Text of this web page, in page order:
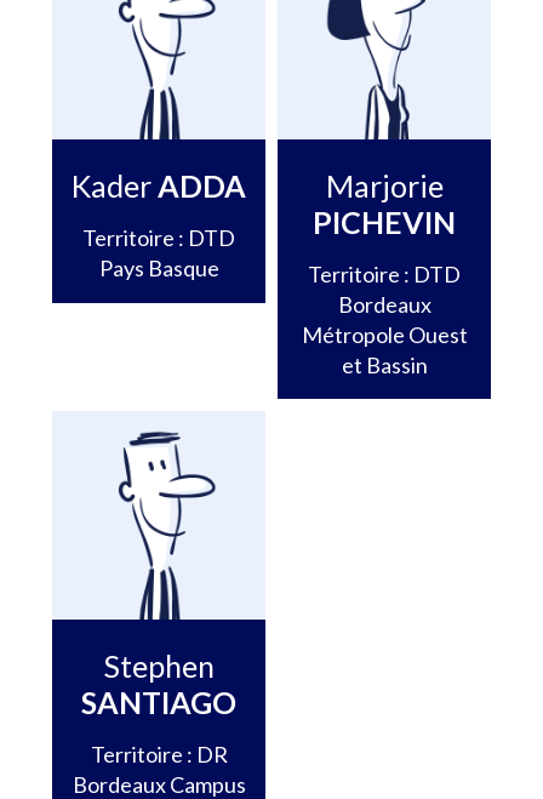
KaderADDA
Territoire : DTD
Pays Basque
Marjorie
PICHEVIN
Territoire : DTD
Bordeaux
Métropole Ouest
et Bassin
Stephen
SANTIAGO
Territoire : DR
Bordeaux Campus